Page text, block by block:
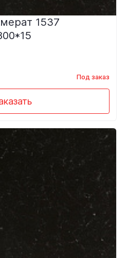
1537
Под заказ